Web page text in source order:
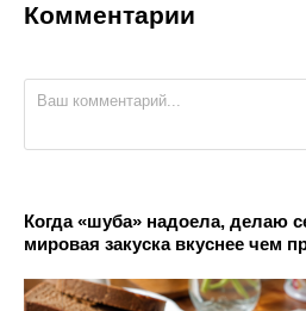
Комментарии
Когда «шуба» надоела, делаю
мировая закуска вкуснее чем